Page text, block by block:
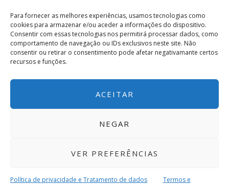
Para fornecer as melhores experiências, usamos tecnologias como
cookies para armazenar e/ou aceder a informações do dispositivo.
Consentir com essas tecnologias nos permitirá processar dados, como
comportamento de navegação ou IDs exclusivos neste site. Não
consentir ou retirar o consentimento pode afetar negativamante certos
recursos e funções.
ACEITAR
NEGAR
VER PREFERÊNCIAS
Política de privacidade e Tratamento de dados
Termos e